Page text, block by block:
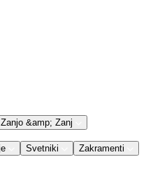
Zanjo &amp; Zanj
Svetniki Zakramenti